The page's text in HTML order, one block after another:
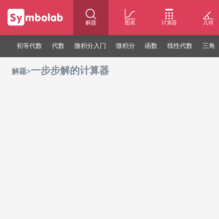
解题 图表 计算器 几何
初等代数 代数 微积分入门 微积分 函数 线性代数 三角
解题>一步步解的计算器